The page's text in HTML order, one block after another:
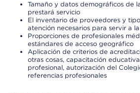
Tamaño y datos demográficos de
prestará servicio
El inventario de proveedores y
atención necesarios para servir a
Proporciones de profesionales
estándares de acceso geográfico
Aplicación de criterios de
otras cosas, capacitación
profesional, autorización del
referencias profesionales